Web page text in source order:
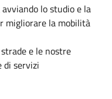
lo studio e la
migliorare la mobilità
e le nostre
di servizi